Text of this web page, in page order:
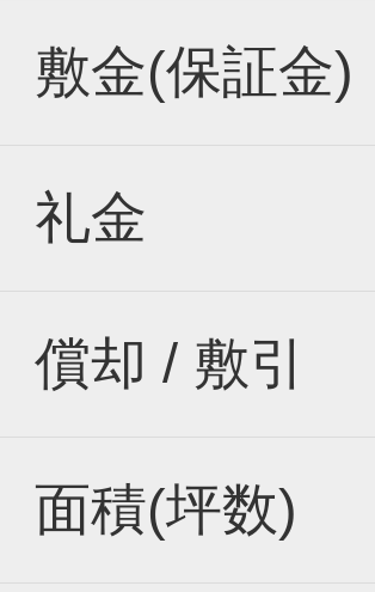
敷金(保証金)
礼金
償却 / 敷引
面積(坪数)